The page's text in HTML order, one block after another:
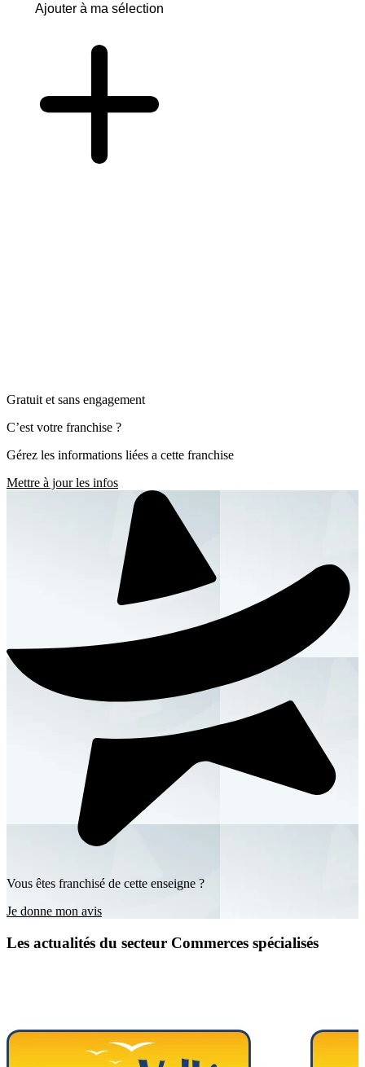
Ajouter à ma sélection
Gratuit et sans engagement
C’est votre franchise ?
Gérez les informations liées a cette franchise
Mettre à jour les infos
Vous êtes franchisé de cette enseigne ?
Je donne mon avis
Les actualités du secteur Commerces spécialisés